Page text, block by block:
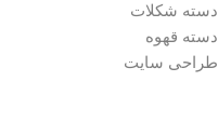
دسته شکلات
دسته قهوه
طراحی سایت